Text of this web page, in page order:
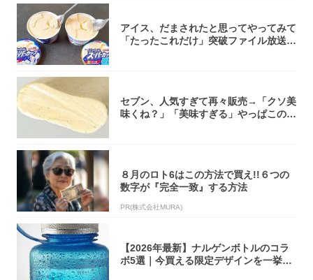
アイス、だまされたと思ってやってみて
「たったこれだけ」突破ファイル放送で
セブン、人気すぎて再々販売→「クソ美
味くね？」「美味すぎる」やっぱこのク
８月のロト6はこの方法で買え!!６つの
数字が『完全一致』する方法
PR(株式会社MURA)
【2026年最新】ナルゲンボトルのコラ
ボ5選｜今買える限定デザインを一挙紹